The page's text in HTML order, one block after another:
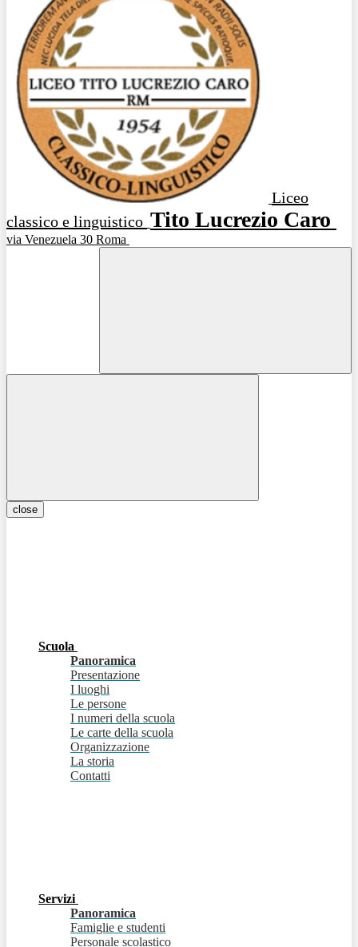
Liceo
classico e linguistico Tito Lucrezio Caro
via Venezuela 30 Roma
close
Scuola
Panoramica
Presentazione
I luoghi
Le persone
I numeri della scuola
Le carte della scuola
Organizzazione
La storia
Contatti
Servizi
Panoramica
Famiglie e studenti
Personale scolastico